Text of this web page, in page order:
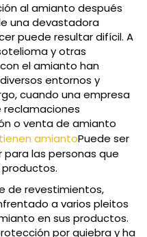
al amianto después
una devastadora
puede resultar difícil. A
y otras
el amianto han
entornos y
cuando una empresa
reclamaciones
o venta de amianto
amiantoPuede ser
las personas que
de revestimientos,
a varios pleitos
en sus productos.
por quiebra y ha